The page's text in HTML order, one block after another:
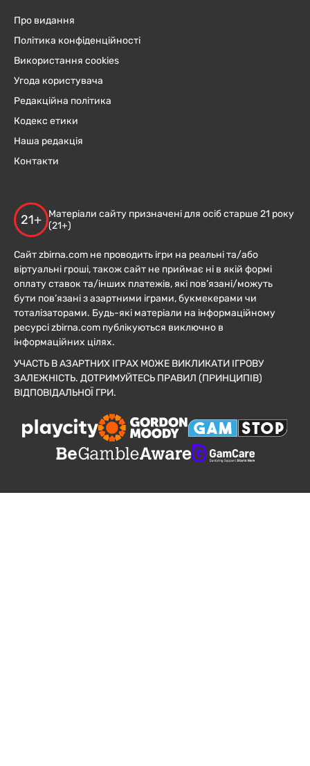
Про видання
Політика конфіденційності
Використання cookies
Угода користувача
Редакційна політика
Кодекс етики
Наша редакція
Контакти
21+
Матеріали сайту призначені для осіб старше 21 року
(21+)
Сайт zbirna.com не проводить ігри на реальні та/або
віртуальні гроші, також сайт не приймає ні в якій формі
оплату ставок та/інших платежів, які пов’язані/можуть
бути пов’язані з азартними іграми, букмекерами чи
тоталізаторами. Будь-які матеріали на інформаційному
ресурсі zbirna.com публікуються виключно в
інформаційних цілях.
УЧАСТЬ В АЗАРТНИХ ІГРАХ МОЖЕ ВИКЛИКАТИ ІГРОВУ
ЗАЛЕЖНІСТЬ. ДОТРИМУЙТЕСЬ ПРАВИЛ (ПРИНЦИПІВ)
ВІДПОВІДАЛЬНОЇ ГРИ.